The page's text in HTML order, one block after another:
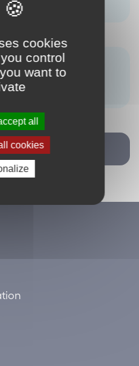
cookies
control
want to
all
cookies